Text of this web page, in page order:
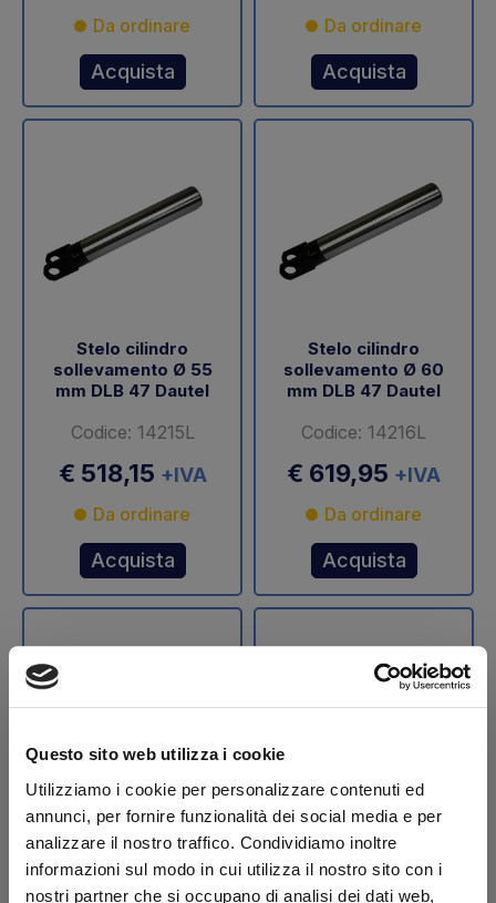
Questo sito web utilizza i cookie
Utilizziamo i cookie per personalizzare contenuti ed
annunci, per fornire funzionalità dei social media e per
analizzare il nostro traffico. Condividiamo inoltre
informazioni sul modo in cui utilizza il nostro sito con i
nostri partner che si occupano di analisi dei dati web,
Da ordinare
Acquista
Da ordinare
Acquista
Stelo cilindro
sollevamento Ø 55
mm DLB 47 Dautel
Codice: 14215L
€ 518,15 +IVA
Da ordinare
Acquista
Stelo cilindro
sollevamento Ø 60
mm DLB 47 Dautel
Codice: 14216L
€ 619,95 +IVA
Da ordinare
Acquista
Stelo cilindro
sollevamento Ø 70
mm DLB 47 Dautel
Stelo cilindro
sollevamento Ø 75
mm DLB 47 Dautel